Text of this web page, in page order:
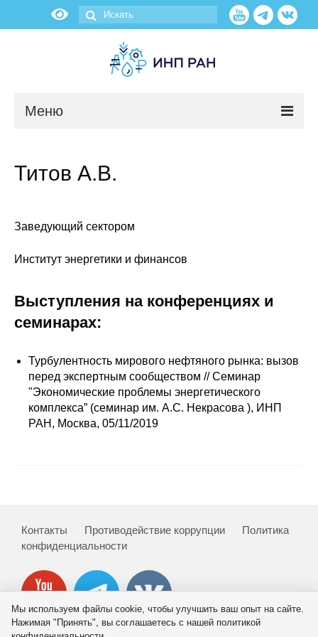
Меню
Сотрудники
Отчетность
Противодействие коррупции
Материалы для СМИ
Издания
О журнале
Номера журналов
Титов А.В.
Заведующий сектором
Институт энергетики и финансов
Выступления на конференциях и
семинарах:
Турбулентность мирового нефтяного рынка: вызов
перед экспертным сообществом // Семинар
"Экономические проблемы энергетического
комплекса” (семинар им. А.С. Некрасова ), ИНП
РАН, Москва, 05/11/2019
Контакты Противодействие коррупции
Политика
конфиденциальности
Мы используем файлы cookie, чтобы улучшить ваш опыт на сайте.
Нажимая "Принять", вы соглашаетесь с нашей политикой